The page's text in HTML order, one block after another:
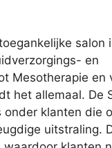
salon
en
Mesotherapie en
het allemaal. De
klanten die
uitstraling.